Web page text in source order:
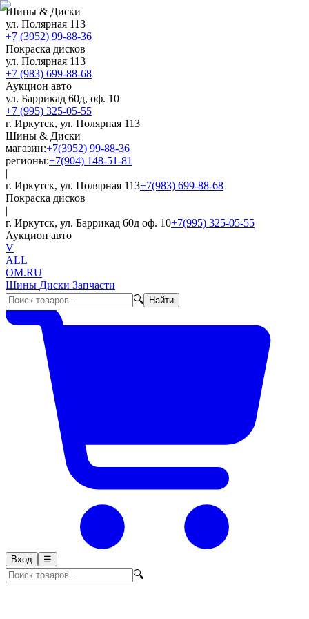
Шины & Диски
ул. Полярная 113
+7 (3952) 99-88-36
Покраска дисков
ул. Полярная 113
+7 (983) 699-88-68
Аукцион авто
ул. Баррикад 60д, оф. 10
+7 (995) 325-05-55
г. Иркутск, ул. Полярная 113
Шины & Диски
магазин:+7(3952) 99-88-36
регионы:+7(904) 148-51-81
|
г. Иркутск, ул. Полярная 113+7(983) 699-88-68
Покраска дисков
|
г. Иркутск, ул. Баррикад 60д оф. 10+7(995) 325-05-55
Аукцион авто
V
ALL
OM.RU
Шины Диски Запчасти
🔍
Найти
Вход ☰
🔍